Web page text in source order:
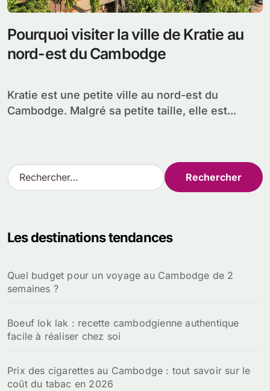
Pourquoi visiter la ville de Kratie au
nord-est du Cambodge
Kratie est une petite ville au nord-est du
Cambodge. Malgré sa petite taille, elle est...
R
e
r
e
r
Les destinations tendances
Quel budget pour un voyage au Cambodge de 2
semaines ?
Boeuf lok lak : recette cambodgienne authentique
facile à réaliser chez soi
Prix des cigarettes au Cambodge : tout savoir sur le
coût du tabac en 2026